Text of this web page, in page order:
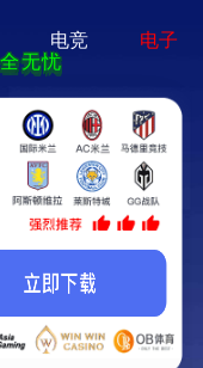
招聘